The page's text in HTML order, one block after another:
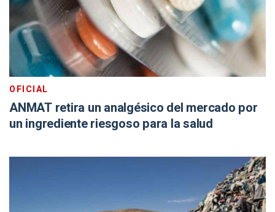
OFICIAL
ANMAT retira un analgésico del mercado por
un ingrediente riesgoso para la salud